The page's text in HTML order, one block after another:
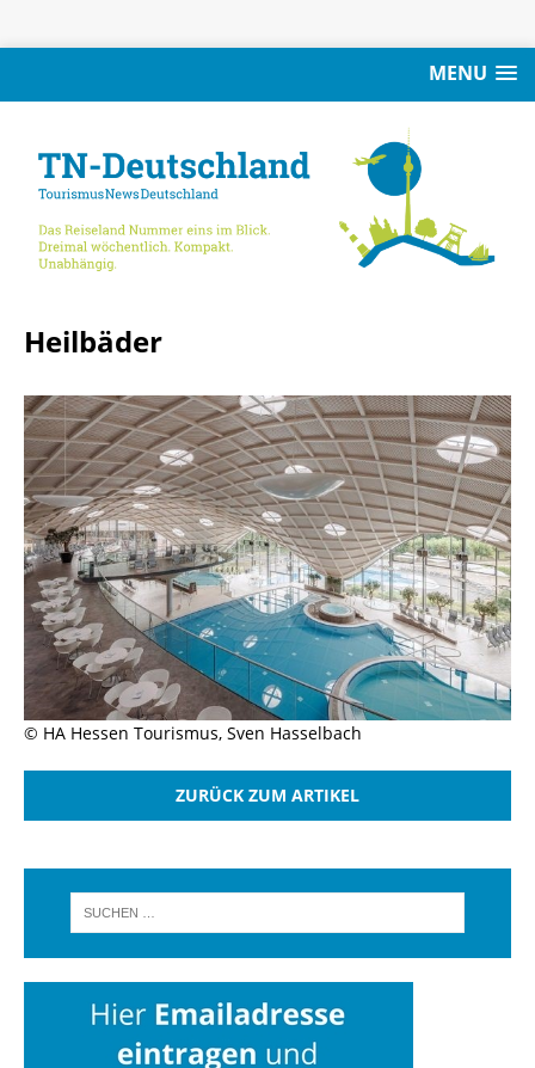
MENU
Heilbäder
© HA Hessen Tourismus, Sven Hasselbach
ZURÜCK ZUM ARTIKEL